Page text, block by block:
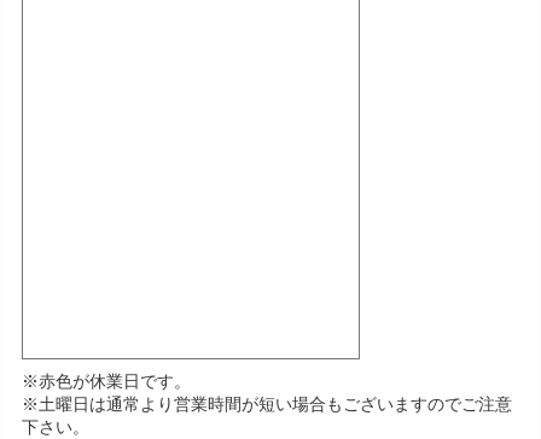
※赤色が休業日です。
※土曜日は通常より営業時間が短い場合もございますのでご注意
下さい。